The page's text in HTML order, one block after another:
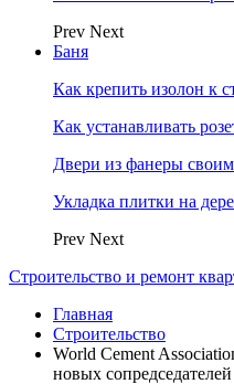
Prev Next
Баня
Как крепить изолон к
Как устанавливать
Двери из фанеры
Укладка плитки на
Prev Next
Строительство и ремонт
Главная
Строительство
World Cement
новых сопредседателей